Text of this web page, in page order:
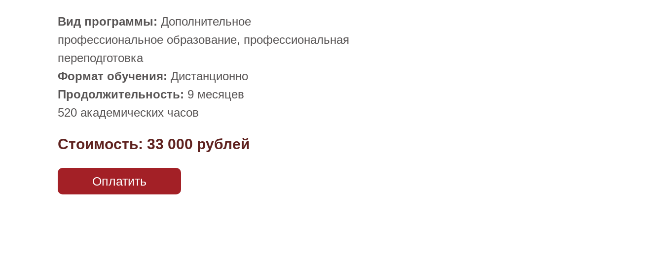
Вид программы: Дополнительное
профессиональное образование, профессиональная
переподготовка
Формат обучения: Дистанционно
Продолжительность: 9 месяцев
520 академических часов
Стоимость: 33 000 рублей
Оплатить